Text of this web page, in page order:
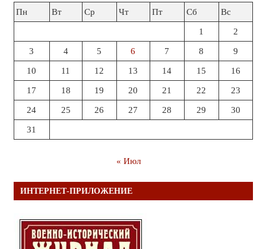
Пн
Вт Ср Чт Пт Сб Вс
1 2
3 4 5 6 7 8 9
10 11 12 13 14 15 16
17 18 19 20 21 22 23
24 25 26 27 28 29 30
31
« Июл
ИНТЕРНЕТ-ПРИЛОЖЕНИЕ